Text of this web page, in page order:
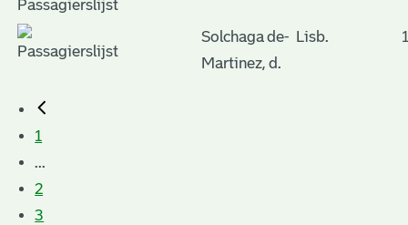
Solchaga de-
Martinez, d.
Lisb.
1
...
2
3